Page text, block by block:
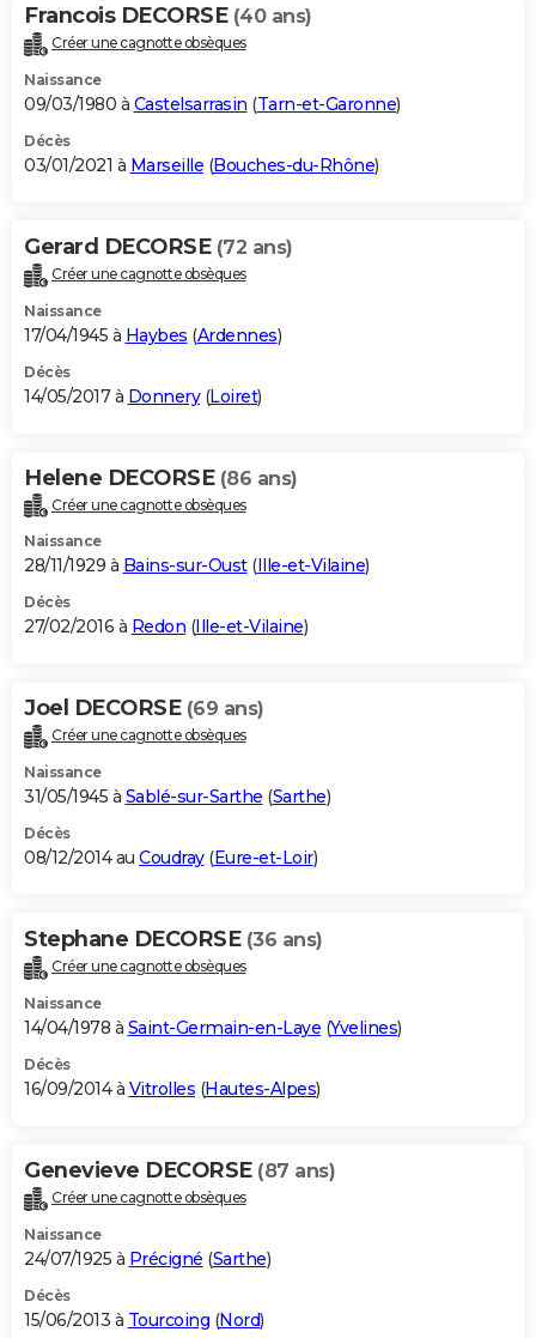
Bricolage
Lifestyle
Culture
Sport
Auto
Television
Voyage
Cinema
Francois DECORSE (40 ans)
Créer une cagnotte obsèques
Naissance
09/03/1980 à Castelsarrasin (Tarn-et-Garonne)
Décès
03/01/2021 à Marseille (Bouches-du-Rhône)
Gerard DECORSE (72 ans)
Créer une cagnotte obsèques
Naissance
17/04/1945 à Haybes (Ardennes)
Décès
14/05/2017 à Donnery(Loiret)
Helene DECORSE (86 ans)
Créer une cagnotte obsèques
Naissance
28/11/1929 à Bains-sur-Oust(Ille-et-Vilaine)
Décès
27/02/2016 à Redon (Ille-et-Vilaine)
Joel DECORSE (69 ans)
Créer une cagnotte obsèques
Naissance
31/05/1945 à Sablé-sur-Sarthe (Sarthe)
Décès
08/12/2014 au Coudray(Eure-et-Loir)
Stephane DECORSE (36 ans)
Créer une cagnotte obsèques
Naissance
14/04/1978 à Saint-Germain-en-Laye (Yvelines)
Décès
16/09/2014 à Vitrolles (Hautes-Alpes)
Genevieve DECORSE (87 ans)
Créer une cagnotte obsèques
Naissance
24/07/1925 à Précigné (Sarthe)
Décès
15/06/2013 à Tourcoing (Nord)